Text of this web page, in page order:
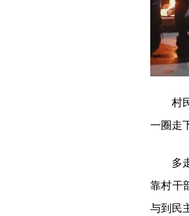
村
一圈走
多
靠村干
与到民